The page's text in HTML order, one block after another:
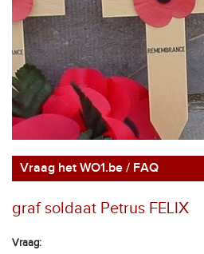
Vraag het WO1.be / FAQ
graf soldaat Petrus FELIX
Vraag: